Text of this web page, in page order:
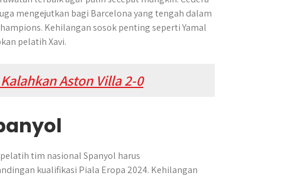
mengejutkan bagi Barcelona yang tengah dalam
Kehilangan sosok penting seperti Yamal
pelatih Xavi.
Aston Villa 2-0
tim nasional Spanyol harus
kualifikasi Piala Eropa 2024. Kehilangan